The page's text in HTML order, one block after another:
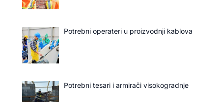
Potrebni operateri u proizvodnji kablova
Potrebni tesari i armirači visokogradnje